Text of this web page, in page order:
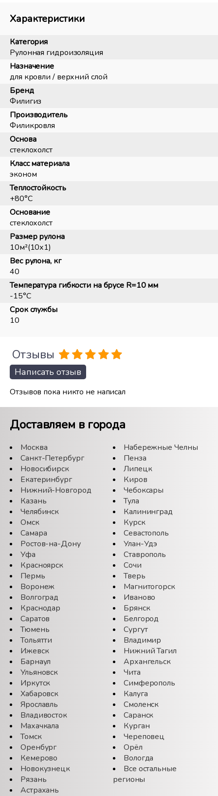
Характеристики
Категория
Рулонная гидроизоляция
Назначение
для кровли / верхний слой
Бренд
Филигиз
Производитель
Филикровля
Основа
стеклохолст
Класс материала
эконом
Теплостойкость
+80°С
Основание
стеклохолст
Размер рулона
10м²(10х1)
Вес рулона, кг
40
Температура гибкости на брусе R=10 мм
-15°С
Срок службы
10
Отзывы
Написать отзыв
Отзывов пока никто не написал
Доставляем в города
Москва
Санкт-Петербург
Новосибирск
Екатеринбург
Нижний-Новгород
Казань
Челябинск
Омск
Самара
Ростов-на-Дону
Уфа
Красноярск
Пермь
Воронеж
Волгоград
Краснодар
Саратов
Тюмень
Тольятти
Ижевск
Барнаул
Ульяновск
Иркутск
Хабаровск
Ярославль
Владивосток
Махачкала
Томск
Оренбург
Кемерово
Новокузнецк
Рязань
Астрахань
Набережные Челны
Пенза
Липецк
Киров
Чебоксары
Тула
Калининград
Курск
Севастополь
Улан-Удэ
Ставрополь
Сочи
Тверь
Магнитогорск
Иваново
Брянск
Белгород
Сургут
Владимир
Нижний Тагил
Архангельск
Чита
Симферополь
Калуга
Смоленск
Саранск
Курган
Череповец
Орёл
Вологда
Все остальные
регионы